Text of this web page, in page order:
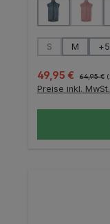
Farbe
Größe
S
(Diese Option
M +5
Verkaufspreis:
49,95 € 64,95 €
Preise inkl.